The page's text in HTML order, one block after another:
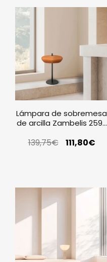
Lámpara de sobremesa
de arcilla Zambelis 2593
139,75€ 111,80€